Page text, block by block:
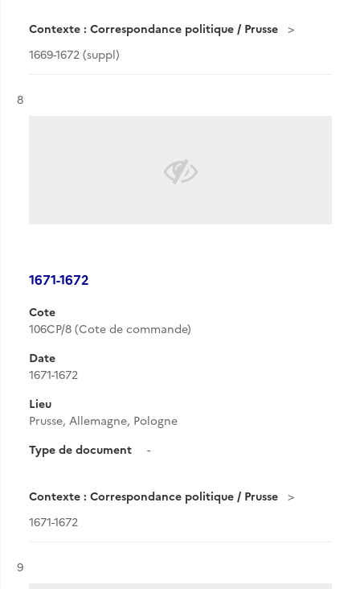
Contexte : Correspondance politique / Prusse
1669-1672 (suppl)
Résultat n°
8
1671-1672
Cote
106CP/8 (Cote de commande)
Date
1671-1672
Lieu
Prusse, Allemagne, Pologne
Type de document
-
Contexte : Correspondance politique / Prusse
1671-1672
Résultat n°
9